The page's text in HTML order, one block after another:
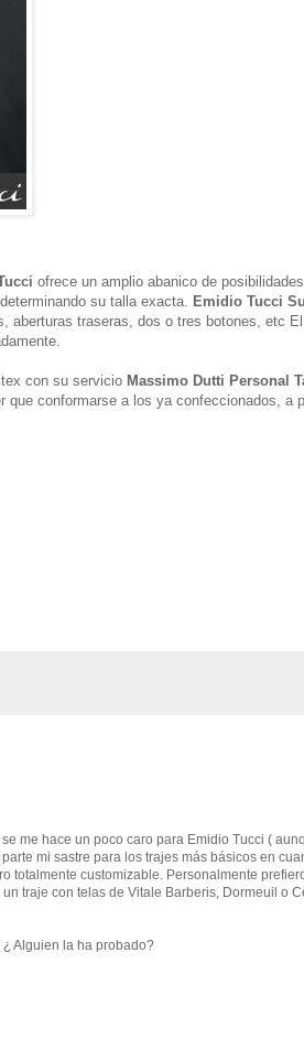
ofrece un amplio abanico de
su talla exacta. Emidio Tucci
traseras, dos o tres botones, etc
con su servicio Massimo Dutti Personal
conformarse a los ya confeccionados, a
me hace un poco caro para Emidio Tucci (
mi sastre para los trajes más básicos en
totalmente customizable. Personalmente
traje con telas de Vitale Barberis, Dormeuil o
Alguien la ha probado?